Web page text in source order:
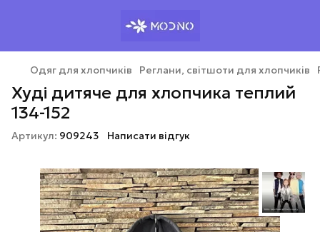
Одяг для хлопчиків Реглани, світшоти для хлопчиків
Худі дитяче для хлопчика теплий
134-152
Артикул: 909243 Написати відгук